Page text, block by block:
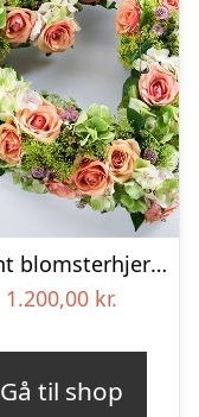
Åbent blomsterhjerte, floristens valg – Blomster til begravelse
1.200,00 kr.
Gå til shop